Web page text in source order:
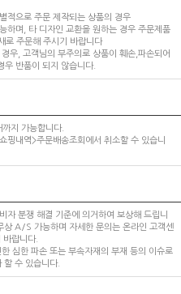
적으로 주문 제작되는 상품의 경우
하며, 타 디자인 교환을 원하는 경우 주문제품
로 주문해 주시기 바랍니다
우, 고객님의 부주의로 상품이 훼손,파손되어
우 반품이 되지 않습니다.
지 가능합니다.
핑내역>주문배송조회에서 취소할 수 있습니
자 분쟁 해결 기준에 의거하여 보상해 드립니
상 A/S 가능하며 자세한 문의는 온라인 고객센
랍니다.
심한 파손 또는 부속자재의 부재 등의 이슈로
할 수 있습니다.